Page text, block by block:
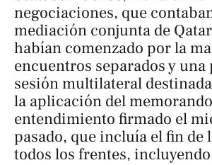
negociaciones, que
mediación conjunta de
habían comenzado por la
encuentros separados y
sesión multilateral
la aplicación del
entendimiento firmado el
pasado, que incluía el fin de
todos los frentes,